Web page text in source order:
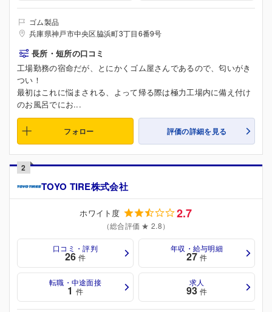
ゴム製品
兵庫県神戸市中央区脇浜町3丁目6番9号
長所・短所の口コミ
工場勤務の宿命だが、とにかくゴム屋さんであるので、匂いがき
つい！
最初はこれに悩まされる、よって帰る際は極力工場内に備え付け
のお風呂でにお...
フォロー 評価の詳細を見る
2
TOYO TIRE株式会社
ホワイト度 2.7
（総合評価 ★ 2.8）
口コミ・評判
26 件
年収・給与明細
27 件
転職・中途面接
1 件
求人
93 件